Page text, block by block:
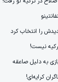
را انتخاب کرد
نیست!
به دلیل صاعقه
کرایه‌ای!